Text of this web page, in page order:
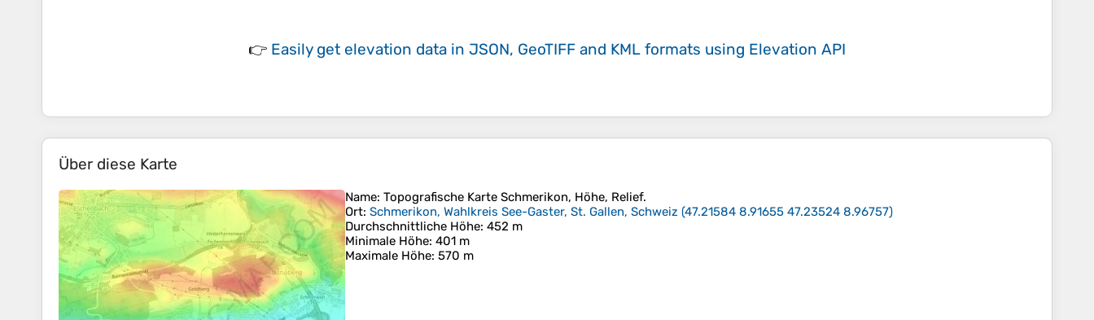
👉 Easily get elevation data in JSON, GeoTIFF and KML formats using Elevation API
Über diese Karte
Name: Topografische Karte Schmerikon, Höhe, Relief.
Ort: Schmerikon, Wahlkreis See-Gaster, St. Gallen, Schweiz (47.21584 8.91655 47.23524 8.96757)
Durchschnittliche Höhe: 452 m
Minimale Höhe: 401 m
Maximale Höhe: 570 m